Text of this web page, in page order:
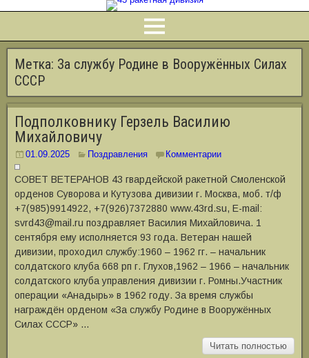
Метка: За службу Родине в Вооружённых Силах
СССР
Подполковнику Герзель Василию
Михайловичу
01.09.2025 Поздравления Комментарии
СОВЕТ ВЕТЕРАНОВ 43 гвардейской ракетной Смоленской
орденов Суворова и Кутузова дивизии г. Москва, моб. т/ф
+7(985)9914922, +7(926)7372880 www.43rd.su, E-mail:
svrd43@mail.ru поздравляет Василия Михайловича. 1
сентября ему исполняется 93 года. Ветеран нашей
дивизии, проходил службу:1960 – 1962 гг. – начальник
солдатского клуба 668 рп г. Глухов,1962 – 1966 – начальник
солдатского клуба управления дивизии г. Ромны.Участник
операции «Анадырь» в 1962 году. За время службы
награждён орденом «За службу Родине в Вооружённых
Силах СССР» …
Читать полностью